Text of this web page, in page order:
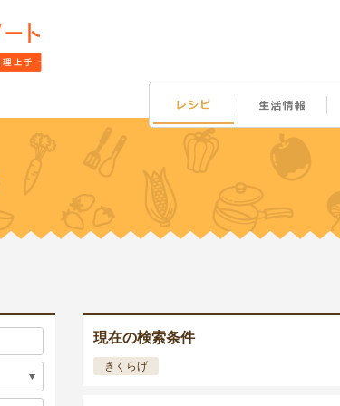
現在の検索条件
きくらげ